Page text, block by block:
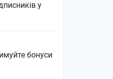
у
бонуси